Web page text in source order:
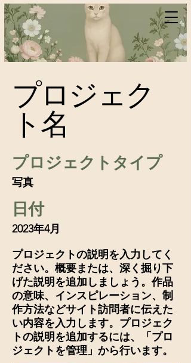
プロジェク
ト名
プロジェクトタイプ
写真
日付
2023年4月
プロジェクトの説明を入力してく
ださい。概要または、深く掘り下
げた説明を追加しましょう。作品
の意味、インスピレーション、制
作方法などサイト訪問者に伝えた
い内容を入力します。プロジェク
トの説明を追加するには、「プロ
ジェクトを管理」から行います。